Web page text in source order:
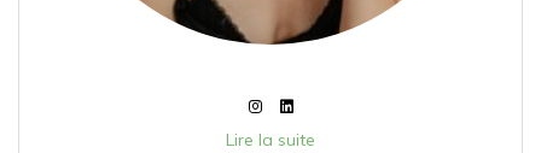
Lire la suite